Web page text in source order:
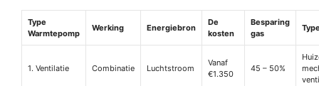
Type
Warmtepomp
Werking Energiebron
De
kosten
Besparing
gas
1. Ventilatie Combinatie Luchtstroom
Vanaf
€1.350
45 – 50%